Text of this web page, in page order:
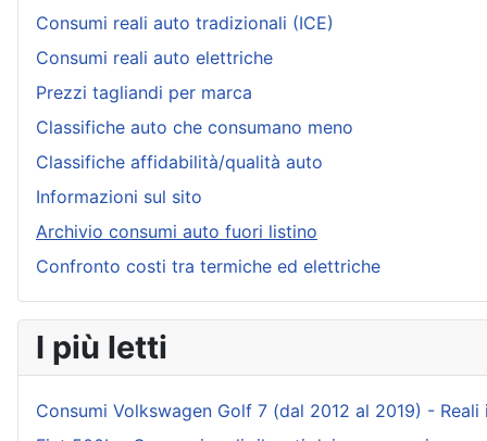
Consumi reali auto tradizionali (ICE)
Consumi reali auto elettriche
Prezzi tagliandi per marca
Classifiche auto che consumano meno
Classifiche affidabilità/qualità auto
Informazioni sul sito
Archivio consumi auto fuori listino
Confronto costi tra termiche ed elettriche
I più letti
Consumi Volkswagen Golf 7 (dal 2012 al 2019) -